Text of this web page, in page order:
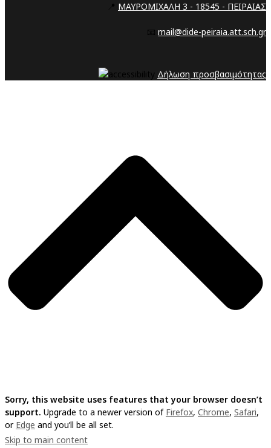
📍 ΜΑΥΡΟΜΙΧΑΛΗ 3 - 18545 - ΠΕΙΡΑΙΑΣ
📧 mail@dide-peiraia.att.sch.gr
Δήλωση προσβασιμότητας
Sorry, this website uses features that your browser doesn’t
support. Upgrade to a newer version of Firefox, Chrome, Safari,
or Edge and you’ll be all set.
Skip to main content